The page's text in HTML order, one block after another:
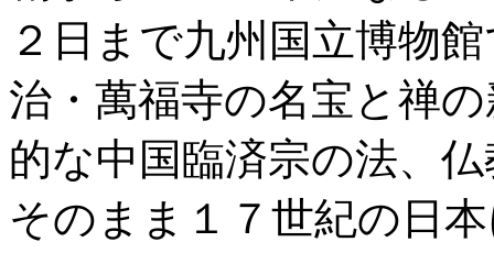
２日まで九州国立博
治・萬福寺の名宝と禅
的な中国臨済宗の法、
そのまま１７世紀の日